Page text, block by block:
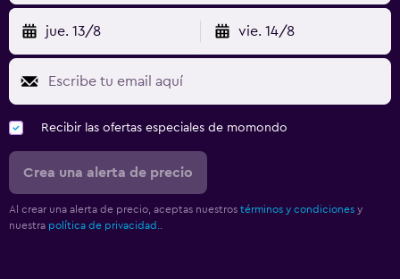
jue. 13/8 vie. 14/8
Recibir las ofertas especiales de momondo
Crea una alerta de precio
Al crear una alerta de precio, aceptas nuestros términos y condiciones y
nuestra política de privacidad.